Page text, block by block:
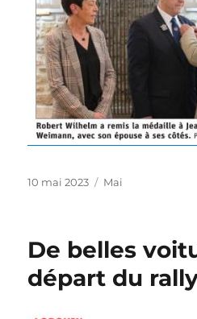
Publié
10 mai 2023 Catégories
Mai
De belles
départ du